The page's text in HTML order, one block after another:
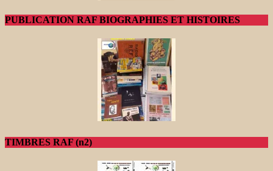
PUBLICATION RAF BIOGRAPHIES ET HISTOIRES
TIMBRES RAF (n2)